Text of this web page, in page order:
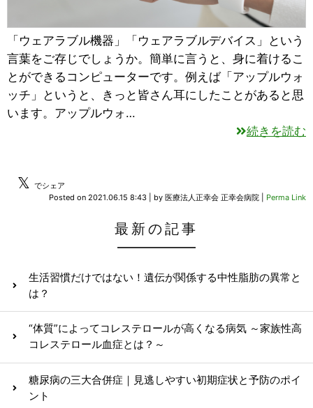
「ウェアラブル機器」「ウェアラブルデバイス」という
言葉をご存じでしょうか。簡単に言うと、身に着けるこ
とができるコンピューターです。例えば「アップルウォ
ッチ」というと、きっと皆さん耳にしたことがあると思
います。アップルウォ…
続きを読む
𝕏 でシェア
Posted on 2021.06.15 8:43 by 医療法人正幸会 正幸会病院 Perma Link
最新の記事
生活習慣だけではない！遺伝が関係する中性脂肪の異常と
は？
“体質”によってコレステロールが高くなる病気 ～家族性高
コレステロール血症とは？～
糖尿病の三大合併症｜見逃しやすい初期症状と予防のポイ
ント